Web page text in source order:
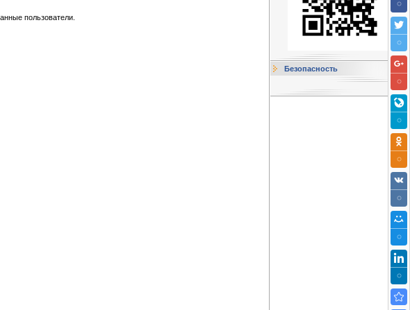
пользователи.
Безопасность